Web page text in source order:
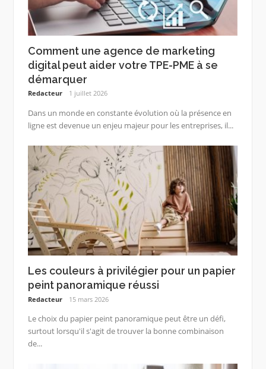
Comment une agence de marketing
digital peut aider votre TPE-PME à se
démarquer
Redacteur 1 juillet 2026
Dans un monde en constante évolution où la présence en
ligne est devenue un enjeu majeur pour les entreprises, il...
Les couleurs à privilégier pour un papier
peint panoramique réussi
Redacteur 15 mars 2026
Le choix du papier peint panoramique peut être un défi,
surtout lorsqu'il s'agit de trouver la bonne combinaison
de...